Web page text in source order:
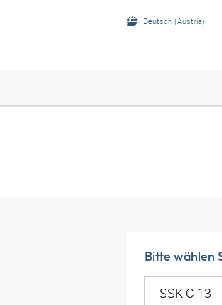
Deutsch (Austria)
Bitte wählen